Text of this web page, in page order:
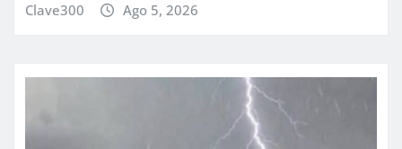
Clave300 Ago 5, 2026